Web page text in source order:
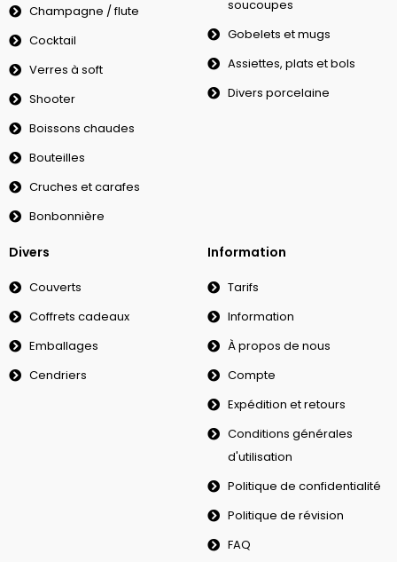
Champagne / flute
Cocktail
Verres à soft
Shooter
Boissons chaudes
Bouteilles
Cruches et carafes
Bonbonnière
soucoupes
Gobelets et mugs
Assiettes, plats et bols
Divers porcelaine
Divers
Couverts
Coffrets cadeaux
Emballages
Cendriers
Information
Tarifs
Information
À propos de nous
Compte
Expédition et retours
Conditions générales
d'utilisation
Politique de confidentialité
Politique de révision
FAQ